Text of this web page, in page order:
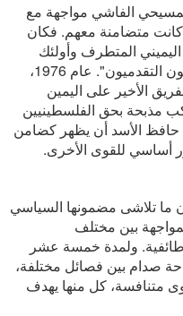
المسيحي الفاشي مواجهة مع
كانت متضامنة معهم. فكان
المتطرف وأولئك
الذين أطلق عليه لاحقا اسم "الإسلاميون التقدميون". عام 1976،
الأخير على اليمين
مذبحة بحق الفلسطينيين
حافظ الأسد أن يظهر كضامن
أساسي للقوى الأخرى.
ما تلاشى مضمونها السياسي
بين مختلف
ولمدة خمسة عشر
لبنان ساحة صدام بين فصائل مختلفة،
متنافسة، كل منها يهدف